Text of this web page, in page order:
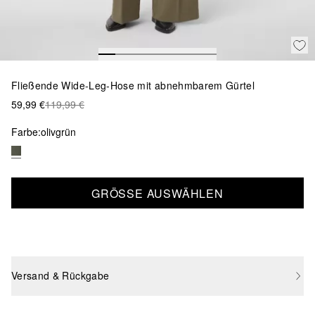
Fließende Wide-Leg-Hose mit abnehmbarem Gürtel
59,99 €119,99 €
Farbe:olivgrün
GRÖSSE AUSWÄHLEN
Versand & Rückgabe